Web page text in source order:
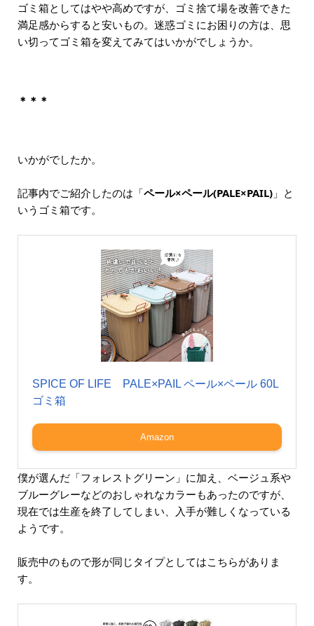
ゴミ箱としてはやや高めですが、ゴミ捨て場を改善できた
満足感からすると安いもの。迷惑ゴミにお困りの方は、思
い切ってゴミ箱を変えてみてはいかがでしょうか。
＊＊＊
いかがでしたか。
記事内でご紹介したのは「ペール×ペール(PALE×PAIL)」と
いうゴミ箱です。
SPICE OF LIFE PALE×PAIL ペール×ペール 60L
ゴミ箱
Amazon
僕が選んだ「フォレストグリーン」に加え、ベージュ系や
ブルーグレーなどのおしゃれなカラーもあったのですが、
現在では生産を終了してしまい、入手が難しくなっている
ようです。
販売中のもので形が同じタイプとしてはこちらがありま
す。